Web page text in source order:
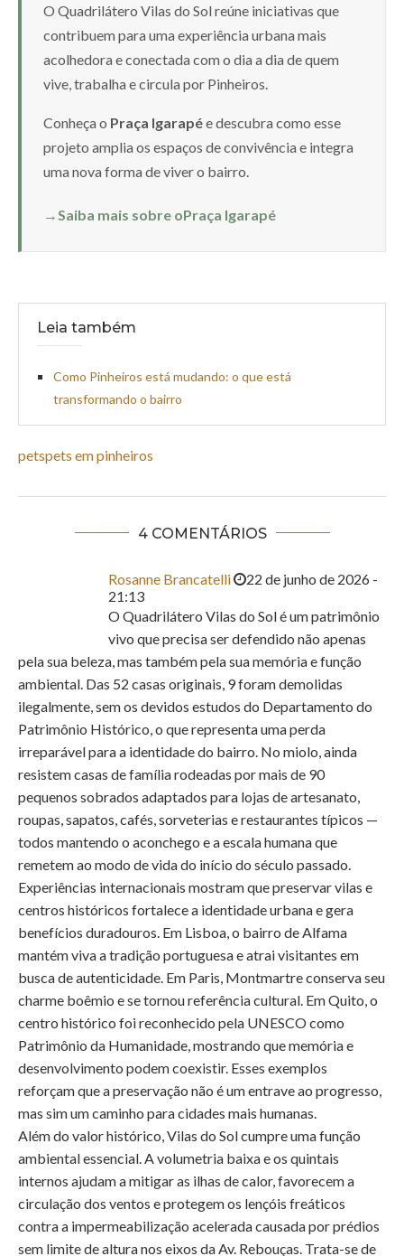
O Quadrilátero Vilas do Sol reúne iniciativas que
contribuem para uma experiência urbana mais
acolhedora e conectada com o dia a dia de quem
vive, trabalha e circula por Pinheiros.
Conheça o Praça Igarapée descubra como esse
projeto amplia os espaços de convivência e integra
uma nova forma de viver o bairro.
→ Saiba mais sobre oPraça Igarapé
Leia também
Como Pinheiros está mudando: o que está
transformando o bairro
petspets em pinheiros
4 COMENTÁRIOS
Rosanne Brancatelli
22 de junho de 2026 -
21:13
O Quadrilátero Vilas do Sol é um patrimônio
vivo que precisa ser defendido não apenas
pela sua beleza, mas também pela sua memória e função
ambiental. Das 52 casas originais, 9 foram demolidas
ilegalmente, sem os devidos estudos do Departamento do
Patrimônio Histórico, o que representa uma perda
irreparável para a identidade do bairro. No miolo, ainda
resistem casas de família rodeadas por mais de 90
pequenos sobrados adaptados para lojas de artesanato,
roupas, sapatos, cafés, sorveterias e restaurantes típicos —
todos mantendo o aconchego e a escala humana que
remetem ao modo de vida do início do século passado.
Experiências internacionais mostram que preservar vilas e
centros históricos fortalece a identidade urbana e gera
benefícios duradouros. Em Lisboa, o bairro de Alfama
mantém viva a tradição portuguesa e atrai visitantes em
busca de autenticidade. Em Paris, Montmartre conserva seu
charme boêmio e se tornou referência cultural. Em Quito, o
centro histórico foi reconhecido pela UNESCO como
Patrimônio da Humanidade, mostrando que memória e
desenvolvimento podem coexistir. Esses exemplos
reforçam que a preservação não é um entrave ao progresso,
mas sim um caminho para cidades mais humanas.
Além do valor histórico, Vilas do Sol cumpre uma função
ambiental essencial. A volumetria baixa e os quintais
internos ajudam a mitigar as ilhas de calor, favorecem a
circulação dos ventos e protegem os lençóis freáticos
contra a impermeabilização acelerada causada por prédios
sem limite de altura nos eixos da Av. Rebouças. Trata-se de